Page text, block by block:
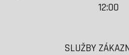
12:00
SLUŽBY